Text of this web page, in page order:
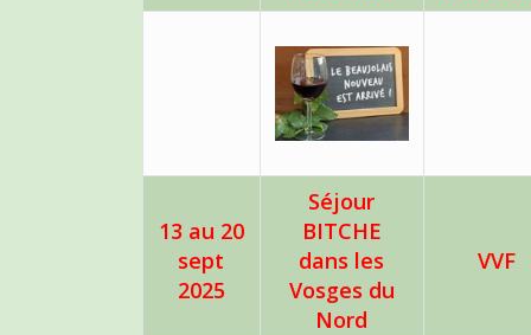
13 au 20
sept
2025
Séjour
BITCHE
dans les
Vosges du
Nord
VVF